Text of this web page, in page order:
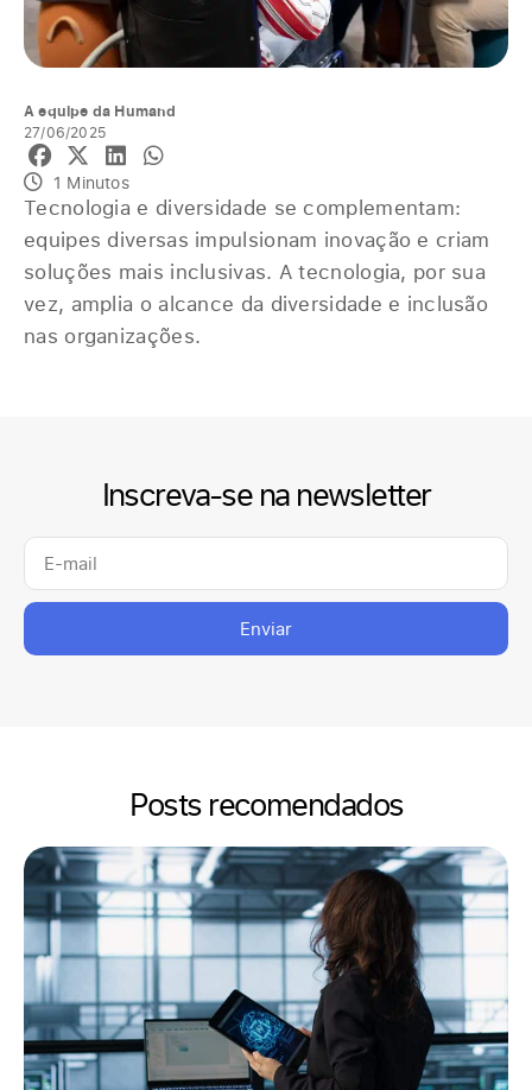
A equipe da Humand
27/06/2025
1 Minutos
Tecnologia e diversidade se complementam:
equipes diversas impulsionam inovação e criam
soluções mais inclusivas. A tecnologia, por sua
vez, amplia o alcance da diversidade e inclusão
nas organizações.
Inscreva-se na newsletter
Enviar
Posts recomendados